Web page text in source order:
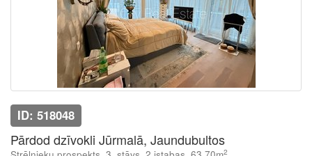
ID: 518048
Pārdod dzīvokli Jūrmalā, Jaundubultos
2